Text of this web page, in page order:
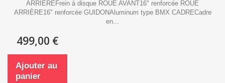
ARRIÈREFrein à disque ROUE AVANT16" renforcée ROUE
ARRIÈRE16" renforcée GUIDONAluminum type BMX CADRECadre
en...
499,00 €
Ajouter au
panier